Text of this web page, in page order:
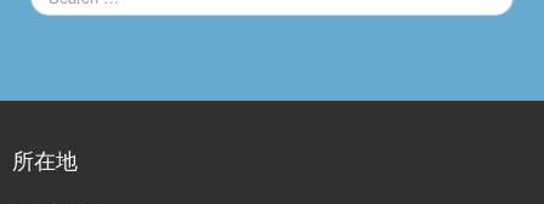
所在地